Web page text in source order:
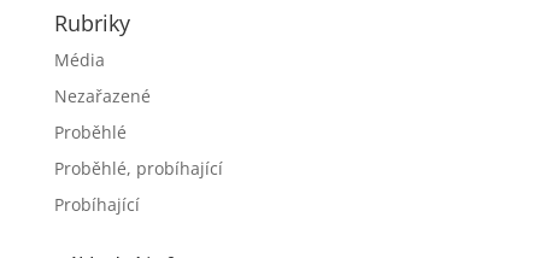
Rubriky
Média
Nezařazené
Proběhlé
Proběhlé, probíhající
Probíhající